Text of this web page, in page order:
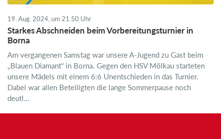
19. Aug. 2024, um 21.50 Uhr
​Starkes Abschneiden beim Vorbereitungsturnier in
Borna​
Am vergangenen Samstag war unsere A-Jugend zu Gast beim
„Blauen Diamant“ in Borna. Gegen den HSV Mölkau starteten
unsere Mädels mit einem 6:6 Unentschieden in das Turnier.
Dabei war allen Beteiligten die lange Sommerpause noch
deutl...